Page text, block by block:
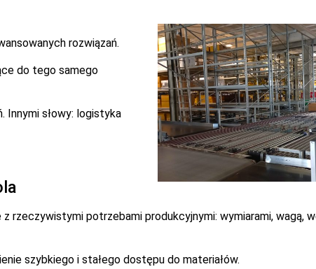
rozwiązań.
do tego samego
Innymi słowy: logistyka
rzeczywistymi potrzebami produkcyjnymi: wymiarami, wagą,
szybkiego i stałego dostępu do materiałów.